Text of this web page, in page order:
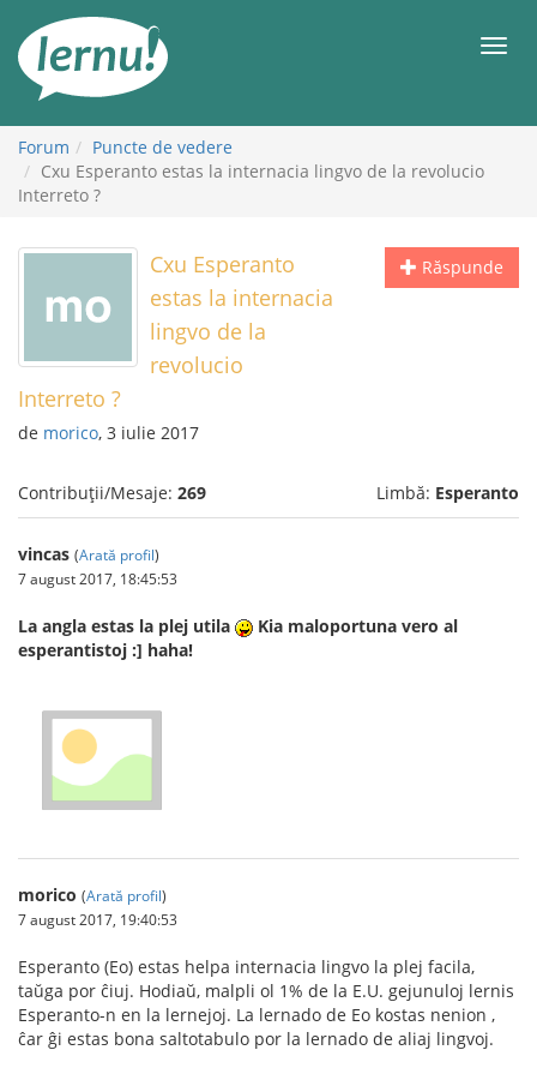
conținut
Forum
Puncte de vedere
Cxu Esperanto estas la internacia lingvo de la revolucio
Interreto ?
Răspunde
Cxu Esperanto
estas la internacia
lingvo de la
revolucio
Interreto ?
de morico, 3 iulie 2017
Contribuții/Mesaje: 269 Limbă: Esperanto
vincas (Arată profil)
7 august 2017, 18:45:53
La angla estas la plej utila
Kia maloportuna vero al
esperantistoj :] haha!
morico (Arată profil)
7 august 2017, 19:40:53
Esperanto (Eo) estas helpa internacia lingvo la plej facila,
taŭga por ĉiuj. Hodiaŭ, malpli ol 1% de la E.U. gejunuloj lernis
Esperanto-n en la lernejoj. La lernado de Eo kostas nenion ,
ĉar ĝi estas bona saltotabulo por la lernado de aliaj lingvoj.